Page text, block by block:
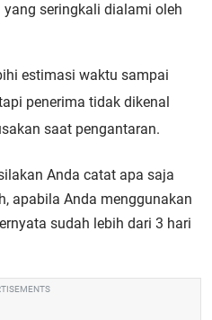
seringkali dialami oleh
estimasi waktu sampai
penerima tidak dikenal
saat pengantaran.
Anda catat apa saja
apabila Anda menggunakan
sudah lebih dari 3 hari